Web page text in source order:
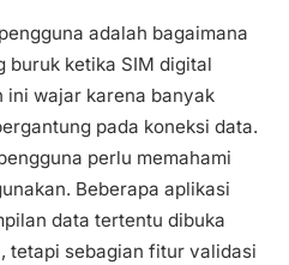
adalah bagaimana
buruk ketika SIM digital
ini wajar karena banyak
pada koneksi data.
perlu memahami
Beberapa aplikasi
data tertentu dibuka
tetapi sebagian fitur validasi